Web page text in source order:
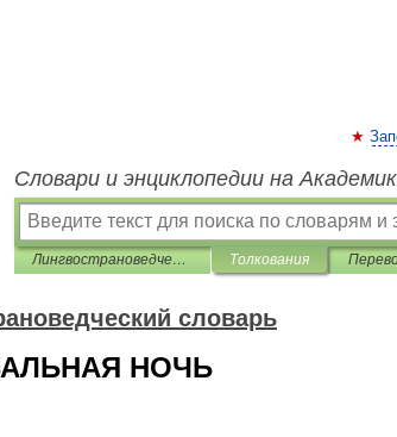
Словари и энциклопедии на
Лингвострановедческий словарь Толкования
словарь
НОЧЬ